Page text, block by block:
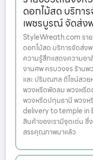
ดอกไม้สด บริกา
เพชรบูรณ์ จัดส่ง
StyleWreath.com รา
ดอกไม้สด บริการจัดส่ง
ความรู้สึกแสดงความอา
งานศพ ครบวงจร ร้านพ
และ ปริมณฑล ดีไซน์สว
พวงหรีดพัดลม พวงหรีด
พวงหรีดปทุมธานี พวง
delivery to temple in
สินค้าของเรามีจุดเด่น
สรรคุณภาพมาแล้ว